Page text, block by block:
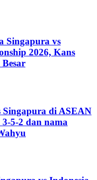
Singapura vs
2026, Kans
Singapura di ASEAN
5-2 dan nama